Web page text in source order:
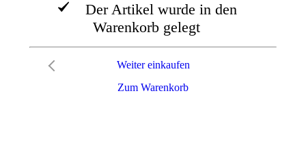
Der Artikel wurde in den
Warenkorb gelegt
Zum Warenkorb
Weiter einkaufen